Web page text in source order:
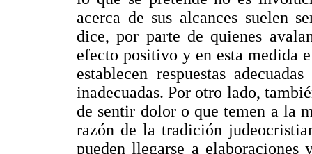
acerca de sus alcances suelen
dice, por parte de quienes
efecto positivo y en esta medida
establecen respuestas
inadecuadas. Por otro lado,
de sentir dolor o que temen a la
razón de la tradición
pueden llegarse a elaboraciones